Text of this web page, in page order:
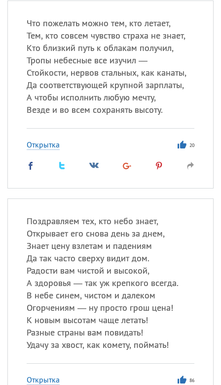
Что пожелать можно тем, кто летает,
Тем, кто совсем чувство страха не знает,
Кто близкий путь к облакам получил,
Тропы небесные все изучил —
Стойкости, нервов стальных, как канаты,
Да соответствующей крупной зарплаты,
А чтобы исполнить любую мечту,
Везде и во всем сохранять высоту.
Открытка 20
Поздравляем тех, кто небо знает,
Открывает его снова день за днем,
Знает цену взлетам и падениям
Да так часто сверху видит дом.
Радости вам чистой и высокой,
А здоровья — так уж крепкого всегда.
В небе синем, чистом и далеком
Огорчениям — ну просто грош цена!
К новым высотам чаще летать!
Разные страны вам повидать!
Удачу за хвост, как комету, поймать!
Открытка 86